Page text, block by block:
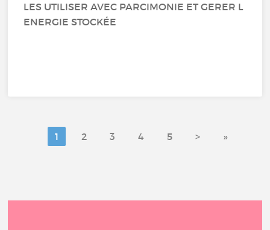
LES UTILISER AVEC PARCIMONIE ET GERER L
ENERGIE STOCKÉE
1 2 3 4 5 > »